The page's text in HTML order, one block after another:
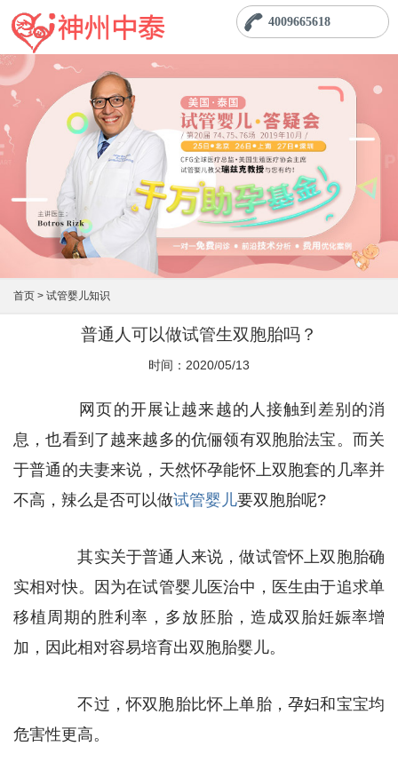
4009665618
首页 > 试管婴儿知识
普通人可以做试管生双胞胎吗？
时间：2020/05/13
网页的开展让越来越的人接触到差别的消
息，也看到了越来越多的伉俪领有双胞胎法宝。而关
于普通的夫妻来说，天然怀孕能怀上双胞套的几率并
不高，辣么是否可以做试管婴儿要双胞胎呢?
其实关于普通人来说，做试管怀上双胞胎确
实相对快。因为在试管婴儿医治中，医生由于追求单
移植周期的胜利率，多放胚胎，造成双胎妊娠率增
加，因此相对容易培育出双胞胎婴儿。
不过，怀双胞胎比怀上单胎，孕妇和宝宝均
危害性更高。